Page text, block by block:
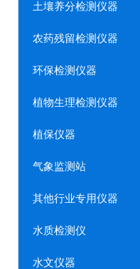
土壤养分检测仪器
农药残留检测仪器
环保检测仪器
植物生理检测仪器
植保仪器
气象监测站
其他行业专用仪器
水质检测仪
水文仪器